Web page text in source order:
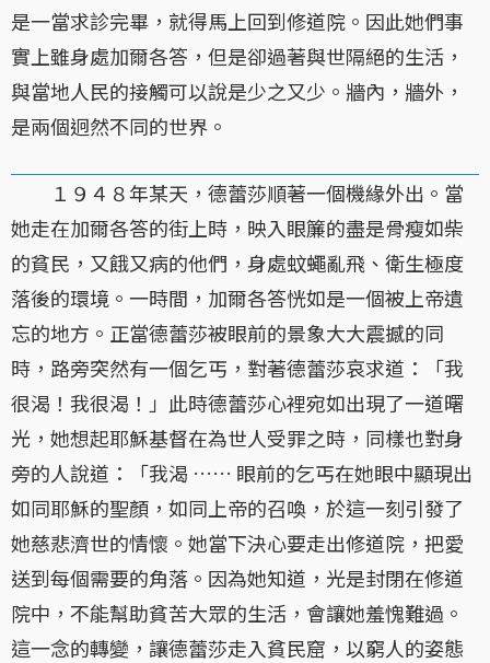
是一當求診完畢，就得馬上回到修道院。因此她們事
實上雖身處加爾各答，但是卻過著與世隔絕的生活，
與當地人民的接觸可以說是少之又少。牆內，牆外，
是兩個迥然不同的世界。
１９４８年某天，德蕾莎順著一個機緣外出。當
她走在加爾各答的街上時，映入眼簾的盡是骨瘦如柴
的貧民，又餓又病的他們，身處蚊蠅亂飛、衛生極度
落後的環境。一時間，加爾各答恍如是一個被上帝遺
忘的地方。正當德蕾莎被眼前的景象大大震撼的同
時，路旁突然有一個乞丐，對著德蕾莎哀求道：「我
很渴！我很渴！」此時德蕾莎心裡宛如出現了一道曙
光，她想起耶穌基督在為世人受罪之時，同樣也對身
旁的人說道：「我渴 …… 眼前的乞丐在她眼中顯現出
如同耶穌的聖顏，如同上帝的召喚，於這一刻引發了
她慈悲濟世的情懷。她當下決心要走出修道院，把愛
送到每個需要的角落。因為她知道，光是封閉在修道
院中，不能幫助貧苦大眾的生活，會讓她羞愧難過。
這一念的轉變，讓德蕾莎走入貧民窟，以窮人的姿態